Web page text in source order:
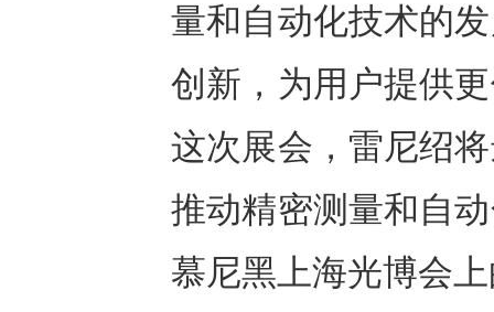
量和自动化技术的
创新，为用户提供
这次展会，雷尼绍
推动精密测量和自
慕尼黑上海光博会